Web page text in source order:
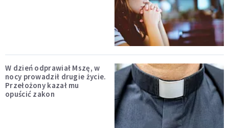
W dzień odprawiał Mszę, w
nocy prowadził drugie życie.
Przełożony kazał mu
opuścić zakon